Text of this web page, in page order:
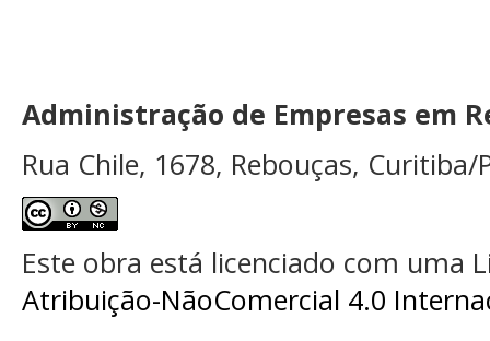
Administração de Empresas em
Rua Chile, 1678, Rebouças, Curitiba/
Este obra está licenciado com uma
Atribuição-NãoComercial 4.0